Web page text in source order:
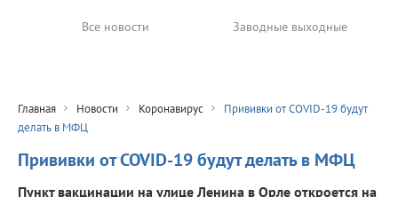
Все новости Заводные выходные
Главная Новости Коронавирус
Прививки от COVID-19 будут
делать в МФЦ
Прививки от COVID-19 будут делать в МФЦ
Пункт вакцинации на улице Ленина в Орле откроется на